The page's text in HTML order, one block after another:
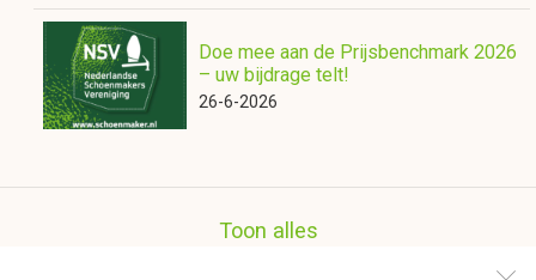
Doe mee aan de Prijsbenchmark 2026
– uw bijdrage telt!
26-6-2026
Toon alles